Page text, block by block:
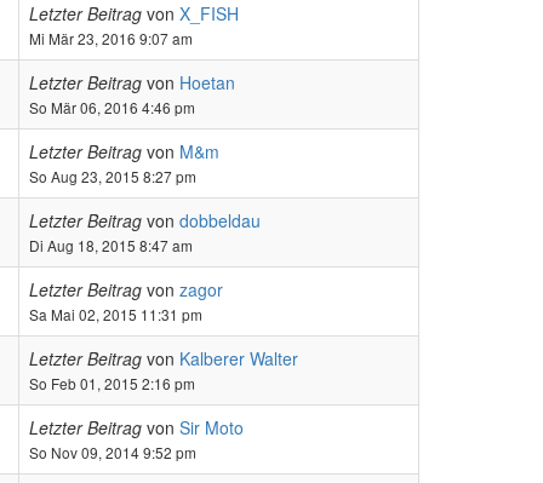
Letzter Beitrag von X_FISH
Mi Mär 23, 2016 9:07 am
Letzter Beitrag von Hoetan
So Mär 06, 2016 4:46 pm
Letzter Beitrag von M&m
So Aug 23, 2015 8:27 pm
Letzter Beitrag von dobbeldau
Di Aug 18, 2015 8:47 am
Letzter Beitrag von zagor
Sa Mai 02, 2015 11:31 pm
Letzter Beitrag von Kalberer Walter
So Feb 01, 2015 2:16 pm
Letzter Beitrag von Sir Moto
So Nov 09, 2014 9:52 pm